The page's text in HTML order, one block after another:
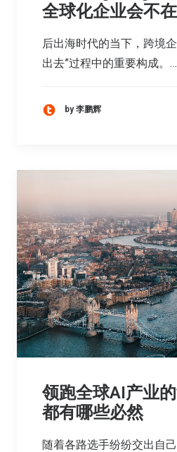
全球化企业会不
后出海时代的当下，跨境
出去”过程中的重要构成。…
by 李鹏辉
领跑全球AI产业
都有哪些必然
随着各路选手纷纷交出自